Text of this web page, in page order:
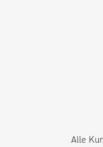
Alle